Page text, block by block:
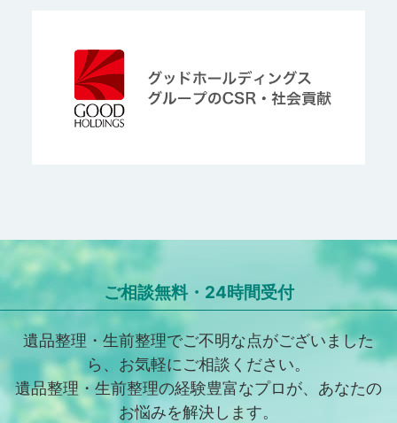
ご相談無料・24時間受付
遺品整理・生前整理でご不明な点がございました
ら、お気軽にご相談ください。
遺品整理・生前整理の経験豊富なプロが、あなたの
お悩みを解決します。